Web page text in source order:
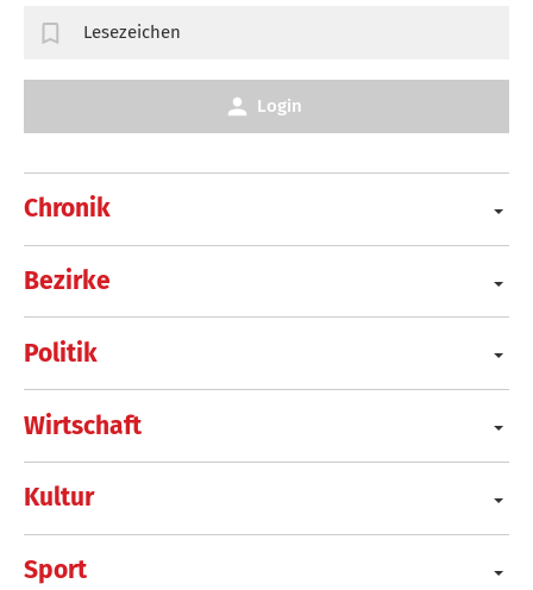
Chronik
Bezirke
Politik
Wirtschaft
Kultur
Sport
Lesezeichen
Login